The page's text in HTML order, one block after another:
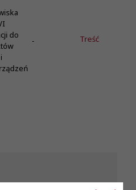
do
- Treść